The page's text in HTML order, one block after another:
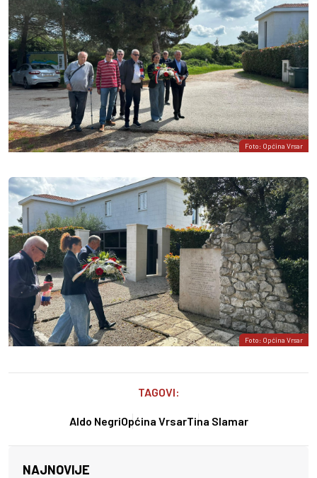
Foto: Općina Vrsar
Foto: Općina Vrsar
TAGOVI:
Aldo NegriOpćina VrsarTina Slamar
NAJNOVIJE